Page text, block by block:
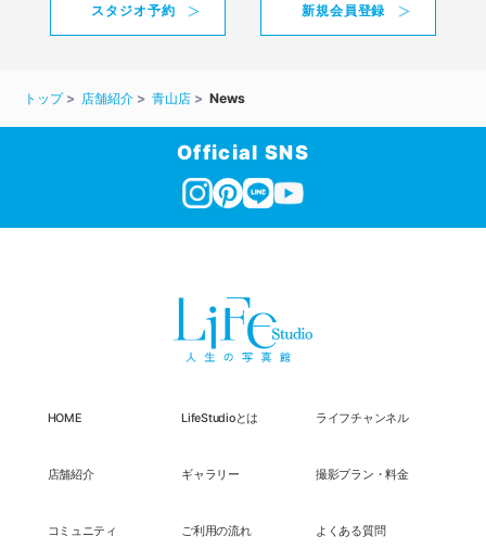
スタジオ予約 新規会員登録
トップ 店舗紹介 青山店 News
Official SNS
HOME LifeStudioとは ライフチャンネル
店舗紹介 ギャラリー 撮影プラン・料金
コミュニティ ご利用の流れ よくある質問